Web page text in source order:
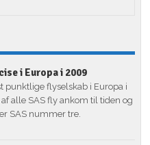
i Europa i 2009
punktlige flyselskab i Europa i
alle SAS fly ankom til tiden og
SAS nummer tre.